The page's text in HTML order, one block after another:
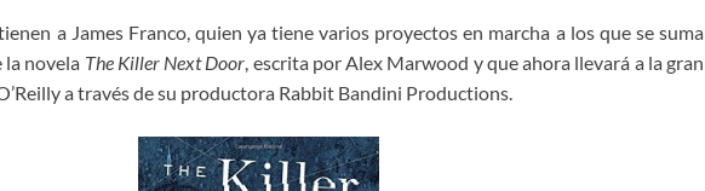
s
t
a James Franco, quien ya tiene varios proyectos en marcha a los que se suma
la novela The Killer Next Door, escrita por Alex Marwood y que ahora llevará a la gran
a través de su productora Rabbit Bandini Productions.